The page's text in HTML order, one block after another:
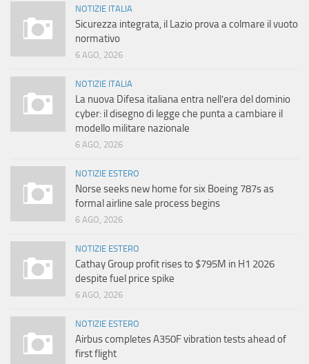
NOTIZIE ITALIA
Sicurezza integrata, il Lazio prova a colmare il vuoto
normativo
6 AGO, 2026
NOTIZIE ITALIA
La nuova Difesa italiana entra nell’era del dominio
cyber: il disegno di legge che punta a cambiare il
modello militare nazionale
6 AGO, 2026
NOTIZIE ESTERO
Norse seeks new home for six Boeing 787s as
formal airline sale process begins
6 AGO, 2026
NOTIZIE ESTERO
Cathay Group profit rises to $795M in H1 2026
despite fuel price spike
6 AGO, 2026
NOTIZIE ESTERO
Airbus completes A350F vibration tests ahead of
first flight